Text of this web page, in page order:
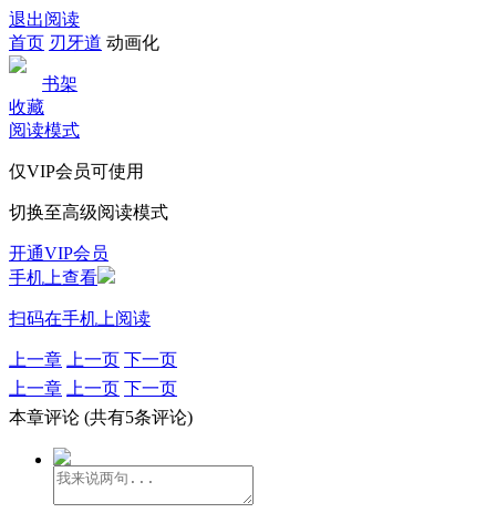
退出阅读
首页 刃牙道 动画化
书架
收藏
阅读模式
仅VIP会员可使用
切换至高级阅读模式
开通VIP会员
手机上查看
扫码在手机上阅读
上一章 上一页 下一页
上一章
上一页 下一页
本章评论 (共有5条评论)